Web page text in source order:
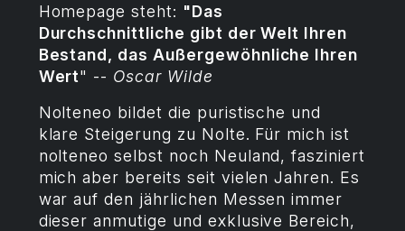
Homepage steht: "Das
Durchschnittliche gibt der Welt Ihren
Bestand, das Außergewöhnliche Ihren
Wert" -- Oscar Wilde
Nolteneo bildet die puristische und
klare Steigerung zu Nolte. Für mich ist
nolteneo selbst noch Neuland, fasziniert
mich aber bereits seit vielen Jahren. Es
war auf den jährlichen Messen immer
dieser anmutige und exklusive Bereich,